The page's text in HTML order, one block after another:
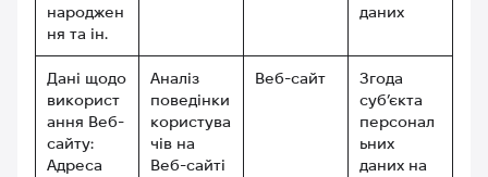
народжен
ня та ін.
даних
Дані щодо
використ
ання Веб-
сайту:
Адреса
Аналіз
поведінки
користува
чів на
Веб-сайті
Веб-сайт
Згода
суб’єкта
персонал
ьних
даних на